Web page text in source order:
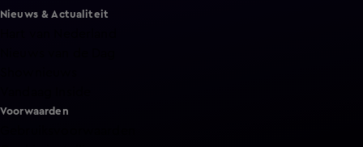
Nieuws & Actualiteit
Voorwaarden